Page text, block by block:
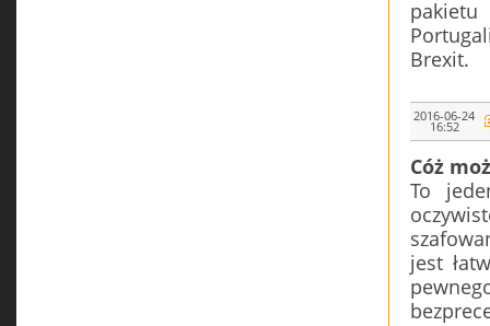
pakietu
Brexit.
2016-06-24
16:52
Cóż
To
jest